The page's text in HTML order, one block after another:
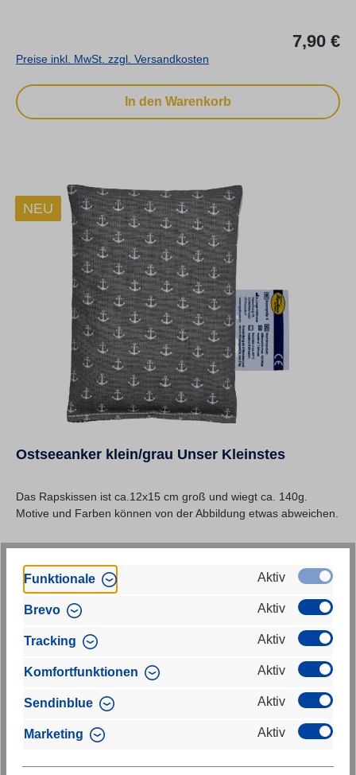
7,90 €
Preise inkl. MwSt. zzgl. Versandkosten
In den Warenkorb
NEU
Ostseeanker klein/grau Unser Kleinstes
Das Rapskissen ist ca.12x15 cm groß und wiegt ca. 140g.
Motive und Farben können von der Abbildung etwas abweichen.
7,90 €
Preise inkl. MwSt. zzgl. Versandkosten
NEU
Funktionale Aktiv
Brevo Aktiv
Tracking Aktiv
Komfortfunktionen Aktiv
Sendinblue Aktiv
Marketing Aktiv